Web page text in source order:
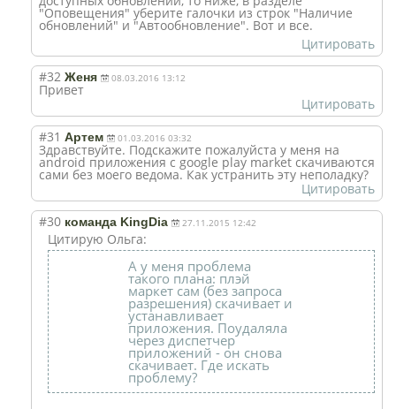
"Оповещения" уберите галочки из строк "Наличие
обновлений" и "Автообновление". Вот и все.
Цитировать
#32 Женя 08.03.2016 13:12
Привет
Цитировать
#31 Артем 01.03.2016 03:32
Здравствуйте. Подскажите пожалуйста у меня на
android приложения с google play market скачиваются
сами без моего ведома. Как устранить эту неполадку?
Цитировать
#30 команда KingDia 27.11.2015 12:42
Цитирую Ольга:
А у меня проблема
такого плана: плэй
маркет сам (без запроса
разрешения) скачивает и
устанавливает
приложения. Поудаляла
через диспетчер
приложений - он снова
скачивает. Где искать
проблему?